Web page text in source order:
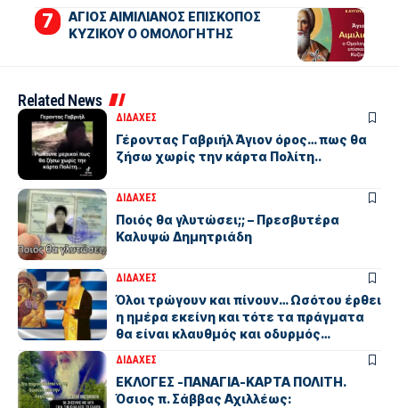
ΑΓΙΟΣ ΑΙΜΙΛΙΑΝΟΣ ΕΠΙΣΚΟΠΟΣ
ΚΥΖΙΚΟΥ Ο ΟΜΟΛΟΓΗΤΗΣ
Related News
ΔΙΔΑΧΕΣ
Γέροντας Γαβριήλ Άγιον όρος… πως θα
ζήσω χωρίς την κάρτα Πολίτη..
ΔΙΔΑΧΕΣ
Ποιός θα γλυτώσει;; – Πρεσβυτέρα
Καλυψώ Δημητριάδη
ΔΙΔΑΧΕΣ
Όλοι τρώγουν και πίνουν… Ωσότου έρθει
η ημέρα εκείνη και τότε τα πράγματα
θα είναι κλαυθμός και οδυρμός…
ΔΙΔΑΧΕΣ
ΕΚΛΟΓΕΣ -ΠΑΝΑΓΙΑ-ΚΑΡΤΑ ΠΟΛΙΤΗ.
Όσιος π. Σάββας Αχιλλέως: